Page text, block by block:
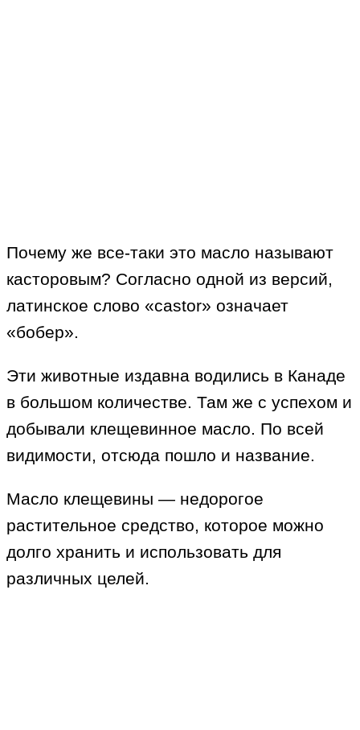
Почему же все-таки это масло называют
касторовым? Согласно одной из версий,
латинское слово «castor» означает
«бобер».
Эти животные издавна водились в Канаде
в большом количестве. Там же с успехом и
добывали клещевинное масло. По всей
видимости, отсюда пошло и название.
Масло клещевины — недорогое
растительное средство, которое можно
долго хранить и использовать для
различных целей.